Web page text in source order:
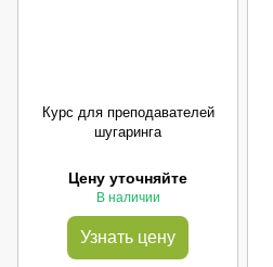
Курс для преподавателей
шугаринга
Цену уточняйте
В наличии
Узнать цену